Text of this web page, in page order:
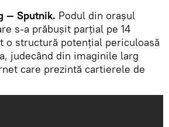
— Sputnik. Podul din orașul
s-a prăbușit parțial pe 14
o structură potențial periculoasă
judecând din imaginile larg
care prezintă cartierele de